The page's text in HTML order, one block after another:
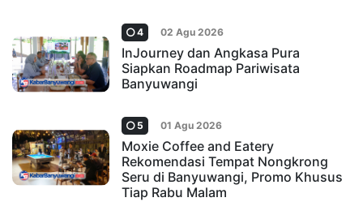
4 02 Agu 2026
InJourney dan Angkasa Pura
Siapkan Roadmap Pariwisata
Banyuwangi
5 01 Agu 2026
Moxie Coffee and Eatery
Rekomendasi Tempat Nongkrong
Seru di Banyuwangi, Promo Khusus
Tiap Rabu Malam